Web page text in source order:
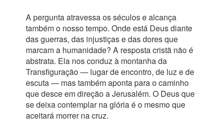
A pergunta atravessa os séculos e alcança
também o nosso tempo. Onde está Deus diante
das guerras, das injustiças e das dores que
marcam a humanidade? A resposta cristã não é
abstrata. Ela nos conduz à montanha da
Transfiguração — lugar de encontro, de luz e de
escuta — mas também aponta para o caminho
que desce em direção a Jerusalém. O Deus que
se deixa contemplar na glória é o mesmo que
aceitará morrer na cruz.